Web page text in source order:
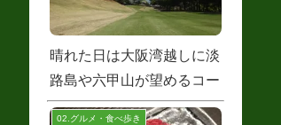
晴れた日は大阪湾越しに淡
路島や六甲山が望めるコー
ス
02.グルメ・食べ歩き